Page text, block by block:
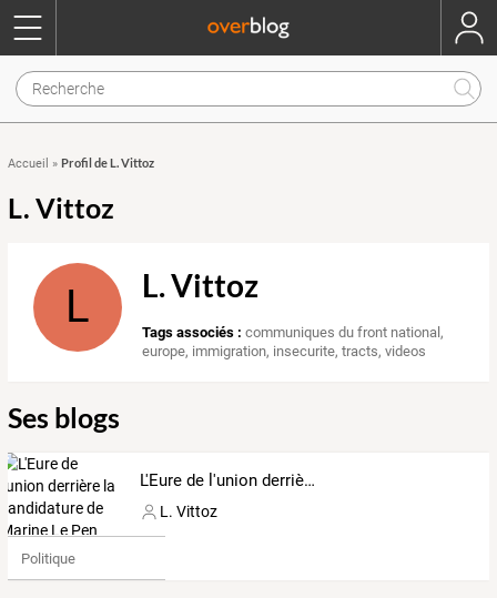
Accueil » Profil de L. Vittoz
L. Vittoz
L L. Vittoz
Tags associés : communiques du front national,
europe, immigration, insecurite,tracts,videos
Ses blogs
L'Eure de l'union derrière la candidature de Marine Le Pen
L. Vittoz
Politique